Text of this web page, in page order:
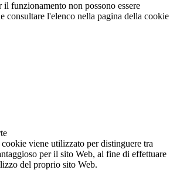
il funzionamento non possono essere
consultare l'elenco nella pagina della cookie
cookie viene utilizzato per distinguere tra
per il sito Web, al fine di effettuare
del proprio sito Web.